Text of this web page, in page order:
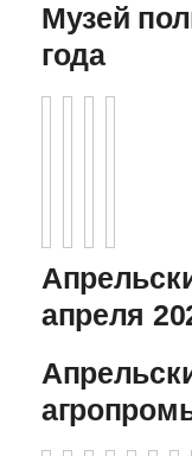
Музей
года
апреля